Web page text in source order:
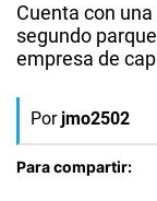
Cuenta con
segundo
empresa de
Por jmo2502
Para compartir: